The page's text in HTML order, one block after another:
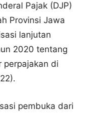
Pajak (DJP)
Provinsi Jawa
lanjutan
2020 tentang
perpajakan di
pembuka dari